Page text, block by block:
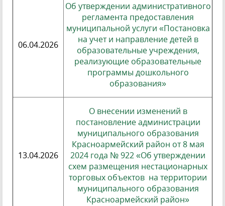
06.04.2026
Об утверждении административного
регламента предоставления
муниципальной услуги «Постановка
на учет и направление детей в
образовательные учреждения,
реализующие образовательные
программы дошкольного
образования»
13.04.2026
О внесении изменений в
постановление администрации
муниципального образования
Красноармейский район от 8 мая
2024 года № 922 «Об утверждении
схем размещения нестационарных
торговых объектов на территории
муниципального образования
Красноармейский район»